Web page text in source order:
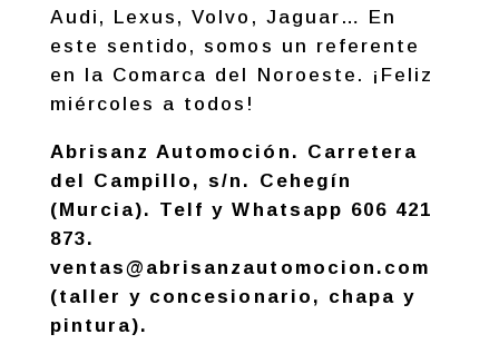
Audi, Lexus, Volvo, Jaguar… En
este sentido, somos un referente
en la Comarca del Noroeste. ¡Feliz
miércoles a todos!
Abrisanz Automoción. Carretera
del Campillo, s/n. Cehegín
(Murcia). Telf y Whatsapp 606 421
873.
ventas@abrisanzautomocion.com
(taller y concesionario, chapa y
pintura).